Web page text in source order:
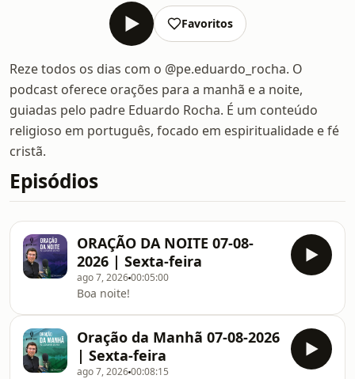
Favoritos
Reze todos os dias com o @pe.eduardo_rocha. O
podcast oferece orações para a manhã e a noite,
guiadas pelo padre Eduardo Rocha. É um conteúdo
religioso em português, focado em espiritualidade e fé
cristã.
Episódios
ORAÇÃO DA NOITE 07-08-
2026 | Sexta-feira
ago 7, 202600:05:00
Boa noite!
Oração da Manhã 07-08-2026
| Sexta-feira
ago 7, 202600:08:15